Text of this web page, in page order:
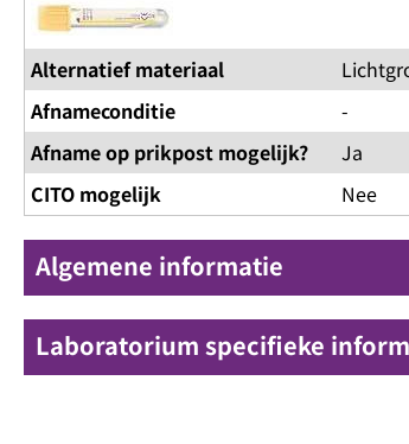
Alternatief materiaal
Afnameconditie
-
Afname op prikpost mogelijk?
Ja
CITO mogelijk
Nee
Algemene informatie
Laboratorium specifieke